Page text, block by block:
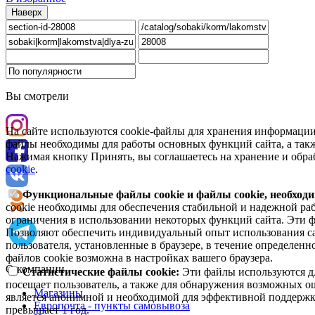
Наверх
Вы смотрели
На сайте используются cookie-файлы для хранения
файлы необходимы для работы основных функций сайта, а
Нажимая кнопку Принять, вы соглашаетесь на хранение и
cookie.
Функциональные файлы cookie и файлы cookie,
cookie необходимы для обеспечения стабильной и надежной
ограничения в использовании некоторых функций сайта. Эти
Позволяют обеспечить индивидуальный опыт использования
пользователя, установленные в браузере, в течение
файлов cookie возможна в настройках вашего браузера.
Статистические файлы cookie: Эти файлы используются
посещает пользователь, а также для обнаружения возможных
является анонимной и необходимой для эффективной
превышает 1 год.
О компании
Магазины
Европочта - пункты самовывоза